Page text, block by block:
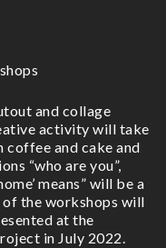
and collage
activity will take
coffee and cake and
“who are you”,
means” will be a
the workshops will
at the
in July 2022.